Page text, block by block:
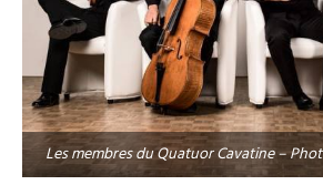
Les membres du Quatuor Cavatine –